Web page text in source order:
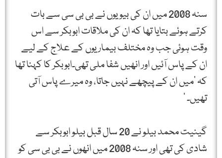
سنہ 2008 میں ان کی بیویوں نے بی بی سی سے بات
کرتے ہوئے بتایا تھا کہ ان کی ملاقات ابوبکر سے اس
وقت ہوئی جب وہ مختلف بیماریوں کے علاج کے لیے
ان کے پاس آئیں اور انھیں شفا ملی تھی۔ابوبکر کا کہنا تھا
کہ ‘میں ان کے پیچھے نہیں جاتا، وہ میرے پاس آتی
تھیں۔ ‘
گینیت محمد بیلو نے 20 سال قبل بیلو ابوبکر سے
شادی کی تھی اور سنہ 2008 میں انھوں نے بی بی سی کو